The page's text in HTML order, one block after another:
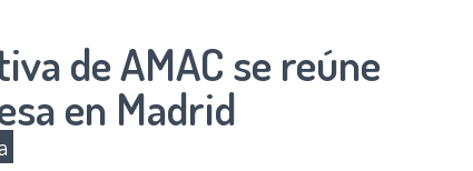
de AMAC se reúne
en Madrid